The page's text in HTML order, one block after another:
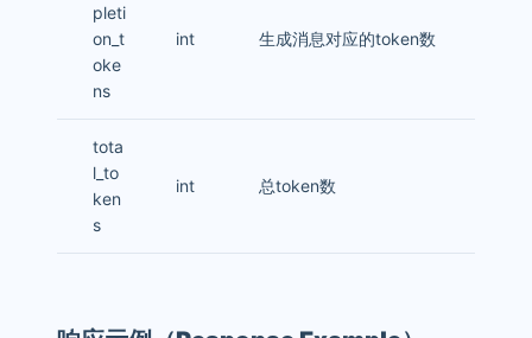
pleti
on_t
oke
ns
int 生成消息对应的token数
tota
l_to
ken
s
int 总token数